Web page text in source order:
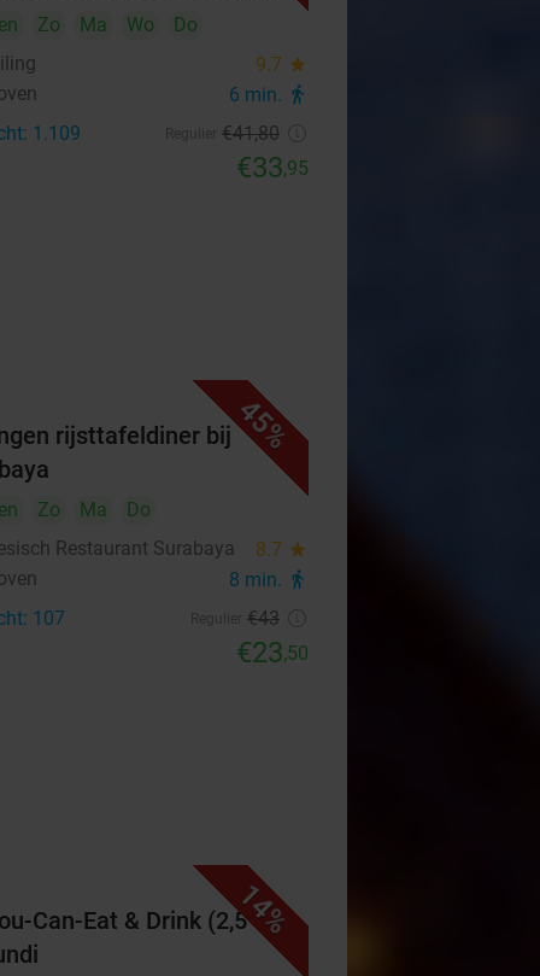
Zo Ma Wo
Do
9.7 star
6 min. directions_walk
1.109 €41,80
€33,95
45%
rijsttafeldiner bij
Zo Ma
Do
Restaurant Surabaya
8.7 star
8 min. directions_walk
107 €43
€23,50
14%
Can-Eat & Drink (2,5 uur)